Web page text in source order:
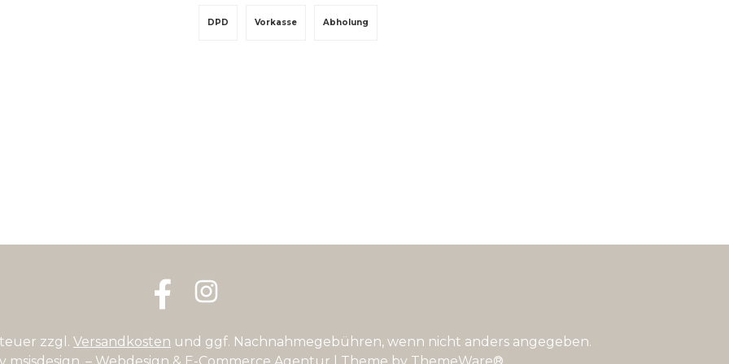
Vorkasse
DPD Abholung
FacebookInstagram
zzgl. Versandkosten und ggf. Nachnahmegebühren, wenn nicht anders angegeben.